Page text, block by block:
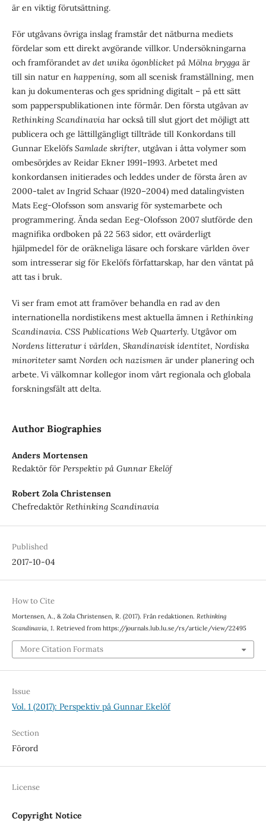
är en viktig förutsättning.
För utgåvans övriga inslag framstår det nätburna mediets
fördelar som ett direkt avgörande villkor. Undersökningarna
och framförandet av det unika ögonblicket på Mölna bryggaär
till sin natur en happening, som all scenisk framställning, men
kan ju dokumenteras och ges spridning digitalt – på ett sätt
som papperspublikationen inte förmår. Den första utgåvan av
Rethinking Scandinaviahar också till slut gjort det möjligt att
publicera och ge lättillgängligt tillträde till Konkordans till
Gunnar Ekelöfs Samlade skrifter, utgåvan i åtta volymer som
ombesörjdes av Reidar Ekner 1991–1993. Arbetet med
konkordansen initierades och leddes under de första åren av
2000-talet av Ingrid Schaar (1920–2004) med datalingvisten
Mats Eeg-Olofsson som ansvarig för systemarbete och
programmering. Ända sedan Eeg-Olofsson 2007 slutförde den
magnifika ordboken på 22 563 sidor, ett ovärderligt
hjälpmedel för de oräkneliga läsare och forskare världen över
som intresserar sig för Ekelöfs författarskap, har den väntat på
att tas i bruk.
Vi ser fram emot att framöver behandla en rad av den
internationella nordistikens mest aktuella ämnen i Rethinking
Scandinavia. CSS Publications Web Quarterly. Utgåvor om
Nordens litteratur i världen, Skandinavisk identitet, Nordiska
minoritetersamt Norden och nazismenär under planering och
arbete. Vi välkomnar kollegor inom vårt regionala och globala
forskningsfält att delta.
Author Biographies
Anders Mortensen
Redaktör för Perspektiv på Gunnar Ekelöf
Robert Zola Christensen
Chefredaktör Rethinking Scandinavia
Published
2017-10-04
How to Cite
Mortensen, A., & Zola Christensen, R. (2017). Från redaktionen. Rethinking
Scandinavia, 1. Retrieved from https://journals.lub.lu.se/rs/article/view/22495
More Citation Formats
Issue
Vol. 1 (2017): Perspektiv på Gunnar Ekelöf
Section
Förord
License
Copyright Notice